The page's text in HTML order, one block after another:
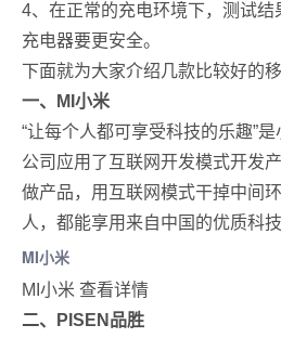
4、在正常的充电环境下，测试
充电器要更安全。
下面就为大家介绍几款比较好的移
一、MI小米
“让每个人都可享受科技的乐趣”
公司应用了互联网开发模式开发
做产品，用互联网模式干掉中间
人，都能享用来自中国的优质科技
MI小米
MI小米 查看详情
二、PISEN品胜